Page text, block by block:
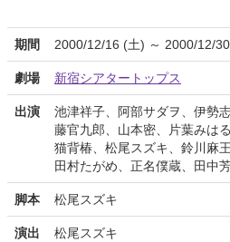
期間 2000/12/16 (土) ～ 2000/12/
劇場 新宿シアタートップス
出演
池津祥子、阿部サダヲ、伊勢
藤官九郎、山本密、片葉みは
猫背椿、松尾スズキ、鈴川麻
田村たがめ、正名僕蔵、田中
脚本 松尾スズキ
演出 松尾スズキ